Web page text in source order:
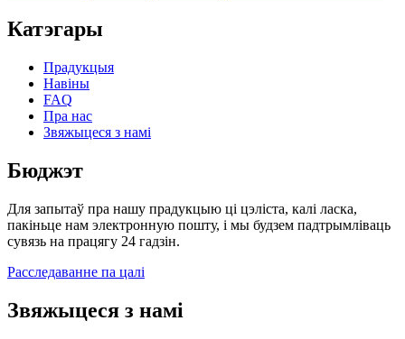
Катэгары
Прадукцыя
Навіны
FAQ
Пра нас
Звяжыцеся з намі
Бюджэт
Для запытаў пра нашу прадукцыю ці цэліста, калі ласка,
пакіньце нам электронную пошту, і мы будзем падтрымліваць
сувязь на працягу 24 гадзін.
Расследаванне па цалі
Звяжыцеся з намі